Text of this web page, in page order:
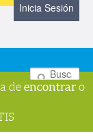
Inicia Sesión
de encontrar o